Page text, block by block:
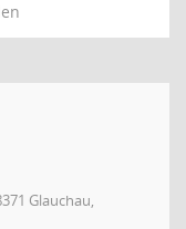
Glauchau,